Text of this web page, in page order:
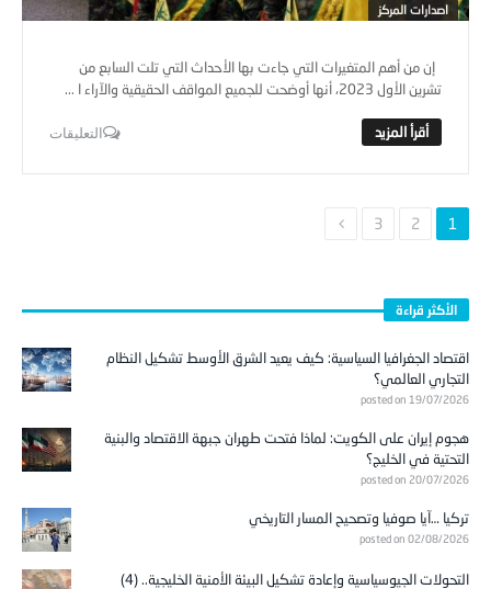
اصدارات المركز
إن من أهم المتغيرات التي جاءت بها الأحداث التي تلت السابع من
تشرين الأول 2023، أنها أوضحت للجميع المواقف الحقيقية والآراء ا ...
التعليقات
1
2
3
الأكثر قراءة
اقتصاد الجغرافيا السياسية: كيف يعيد الشرق الأوسط تشكيل النظام
التجاري العالمي؟
posted on 19/07/2026
هجوم إيران على الكويت: لماذا فتحت طهران جبهة الاقتصاد والبنية
التحتية في الخليج؟
posted on 20/07/2026
تركيا …آيا صوفيا وتصحيح المسار التاريخي
posted on 02/08/2026
التحولات الجيوسياسية وإعادة تشكيل البيئة الأمنية الخليجية.. (4)